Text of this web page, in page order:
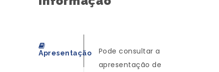
Apresentação
Pode consultar a
apresentação de